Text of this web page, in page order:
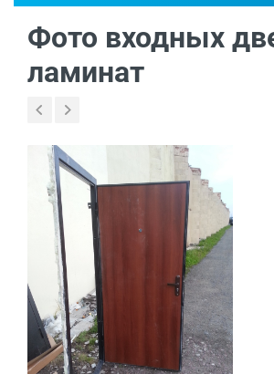
каталогом входных
В пределах МКАД и в
радиусе 20 км от него
Свыше 20 км от МКАД 45 руб./км
Подъем до квартиры 200 руб./
Фото входных
ламинат